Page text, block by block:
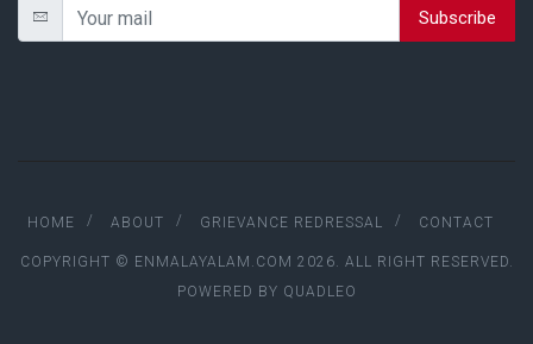
Subscribe
HOME ABOUT GRIEVANCE REDRESSAL CONTACT
COPYRIGHT © ENMALAYALAM.COM 2026. ALL RIGHT RESERVED.
POWERED BY QUADLEO